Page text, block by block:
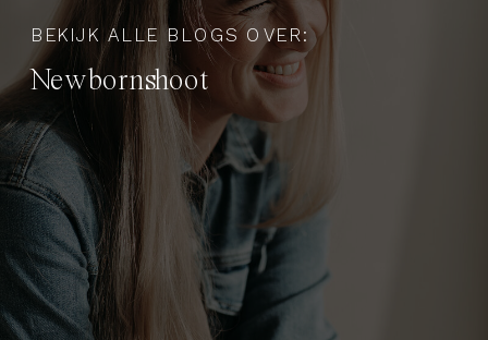
Newbornshoot
BEKIJK ALLE BLOGS OVER: